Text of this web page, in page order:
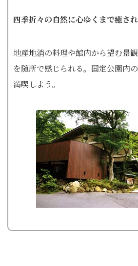
四季折々の自然に心ゆくまで癒さ
地産地消の料理や館内から望む景
を随所で感じられる。国定公園内
満喫しよう。